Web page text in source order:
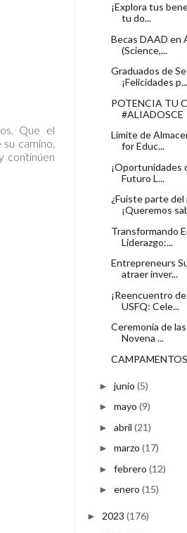
Que el
camino.
continúen
¡Explora tus
tu do...
Becas DAAD en
(Science,...
Graduados de
¡Felicidades p...
POTENCIA TU
#ALIADOSCE
Límite de
for Educ...
¡Oportunidades
Futuro L...
¿Fuiste parte del
¡Queremos
Transformando
Liderazgo:...
Entrepreneurs
atraer inver...
¡Reencuentro
USFQ: Cele...
Ceremonia de
Novena ...
► junio (5)
► mayo (9)
► abril (21)
► marzo (17)
► febrero (12)
► enero (15)
► 2023 (176)